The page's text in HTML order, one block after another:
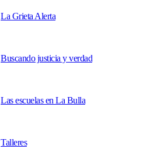
La Grieta Alerta
Buscando justicia y verdad
Las escuelas en La Bulla
Talleres